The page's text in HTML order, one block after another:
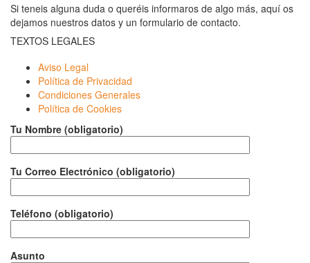
Si teneis alguna duda o queréis informaros de algo más, aquí os
dejamos nuestros datos y un formulario de contacto.
TEXTOS LEGALES
Aviso Legal
Política de Privacidad
Condiciones Generales
Política de Cookies
Tu Nombre (obligatorio)
Tu Correo Electrónico (obligatorio)
Teléfono (obligatorio)
Asunto